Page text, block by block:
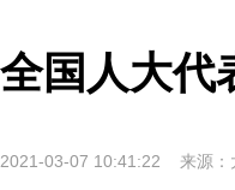
全国人大代
2021-03-07 10:41:22 来源：